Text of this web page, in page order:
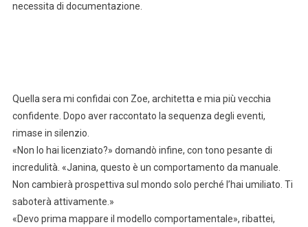
necessita di documentazione.
Quella sera mi confidai con Zoe, architetta e mia più vecchia
confidente. Dopo aver raccontato la sequenza degli eventi,
rimase in silenzio.
«Non lo hai licenziato?» domandò infine, con tono pesante di
incredulità. «Janina, questo è un comportamento da manuale.
Non cambierà prospettiva sul mondo solo perché l’hai umiliato. Ti
saboterà attivamente.»
«Devo prima mappare il modello comportamentale», ribattei,